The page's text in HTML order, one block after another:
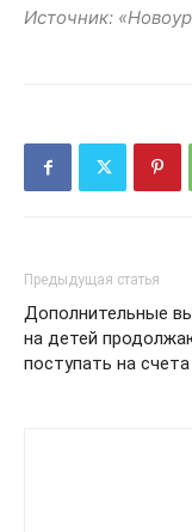
Источник:
Предыдущая статья
Дополнительные
на детей
поступать на счета